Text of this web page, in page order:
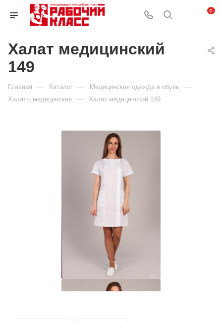
0
Халат медицинский
149
Главная — Каталог — Медицинская одежда и обувь —
Халаты медицинские — Халат медицинский 149